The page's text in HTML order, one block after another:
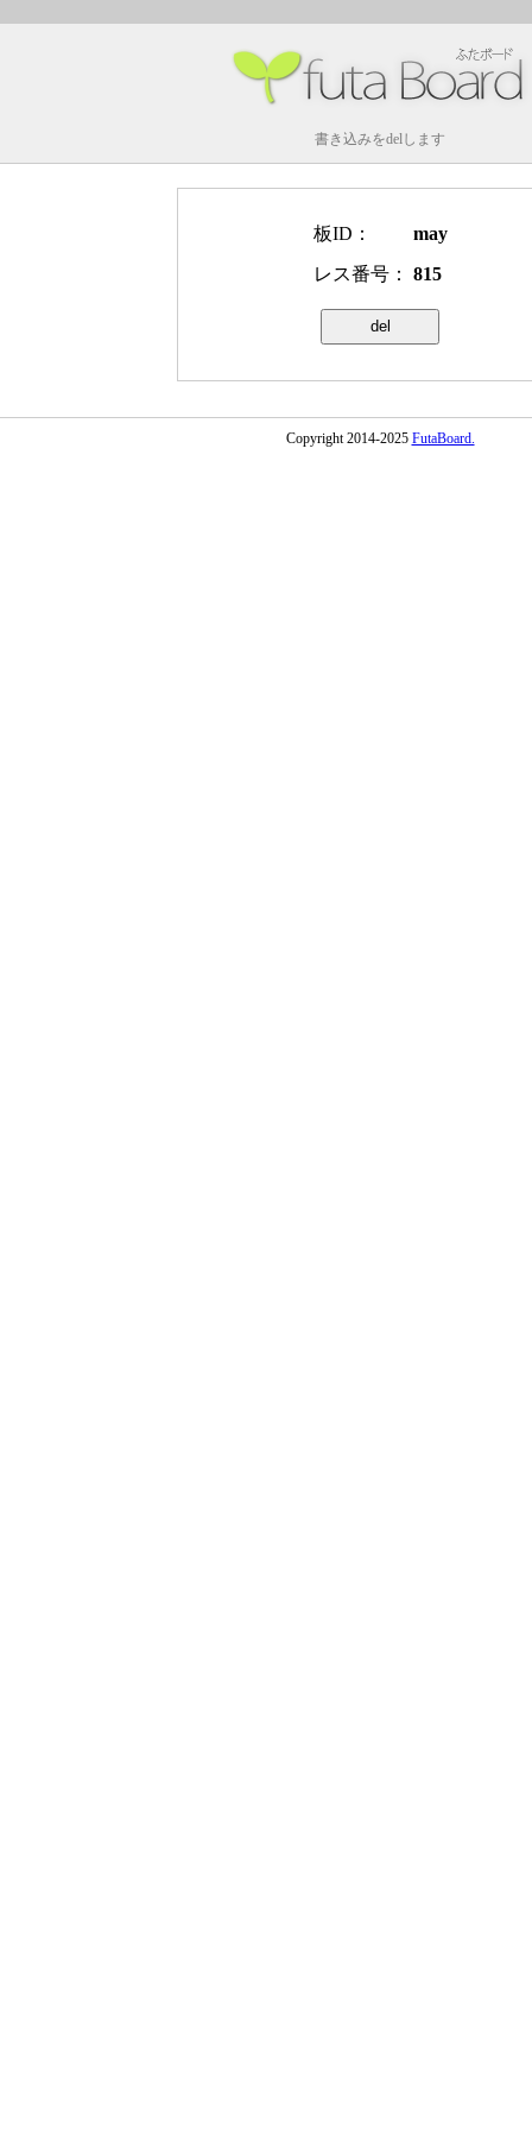
書き込みをdelします
板ID：
may
レス番号：
815
Copyright 2014-2025 FutaBoard.